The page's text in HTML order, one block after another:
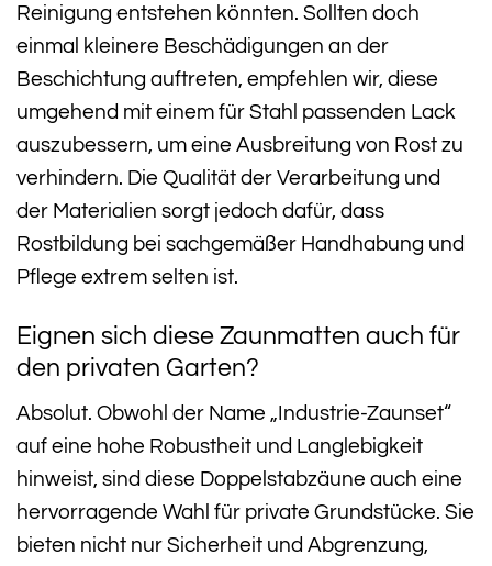
Reinigung entstehen könnten. Sollten doch
einmal kleinere Beschädigungen an der
Beschichtung auftreten, empfehlen wir, diese
umgehend mit einem für Stahl passenden Lack
auszubessern, um eine Ausbreitung von Rost zu
verhindern. Die Qualität der Verarbeitung und
der Materialien sorgt jedoch dafür, dass
Rostbildung bei sachgemäßer Handhabung und
Pflege extrem selten ist.
Eignen sich diese Zaunmatten auch für
den privaten Garten?
Absolut. Obwohl der Name „Industrie-Zaunset“
auf eine hohe Robustheit und Langlebigkeit
hinweist, sind diese Doppelstabzäune auch eine
hervorragende Wahl für private Grundstücke. Sie
bieten nicht nur Sicherheit und Abgrenzung,